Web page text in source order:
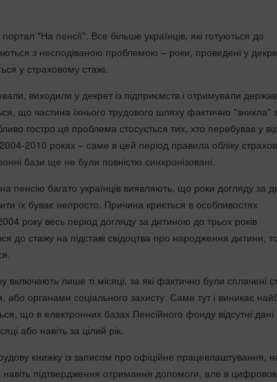
"На пенсії". Все більше українців, які готуються до
з несподіваною проблемою – роки, проведені у
у страховому стажі.
виходили у декрет із підприємств і отримували
що частина їхнього трудового шляху фактично "зникла" з
гостро ця проблема стосується тих, хто перебував у
2010 роках – саме в цей період правила обліку
бази ще не були повністю синхронізовані.
пенсію багато українців виявляють, що роки догляду за
їх буває непросто. Причина криється в особливостях
року весь період догляду за дитиною до трьох років
до стажу на підставі свідоцтва про народження дитини,
включають лише ті місяці, за які фактично були сплачені
органами соціального захисту. Саме тут і виникає
що в електронних базах Пенсійного фонду відсутні дані
або навіть за цілий рік.
книжку із записом про офіційне працевлаштування,
навіть підтвердження отримання допомоги, але в